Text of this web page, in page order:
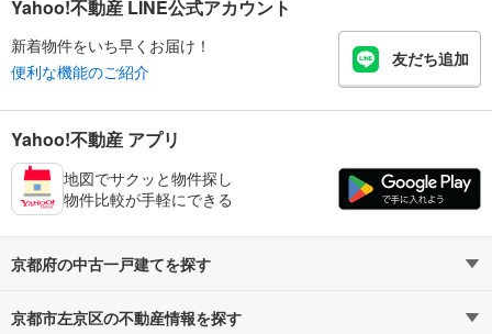
Yahoo!不動産 LINE公式アカウント
新着物件をいち早くお届け！
便利な機能のご紹介
友だち追加
Yahoo!不動産 アプリ
地図でサクッと物件探し
物件比較が手軽にできる
京都府の中古一戸建てを探す
路線・駅から探す
京都市左京区の不動産情報を探す